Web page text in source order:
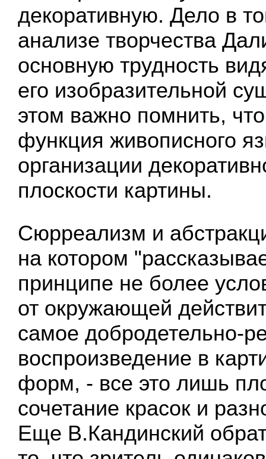
декоративную. Дело в
анализе творчества
основную трудность
его изобразительной
этом важно помнить,
функция живописного
организации
плоскости картины.
Сюрреализм и
на котором
принципе не более
от окружающей
самое добродетельно-
воспроизведение в
форм, - все это лишь
сочетание красок и
Еще В.Кандинский